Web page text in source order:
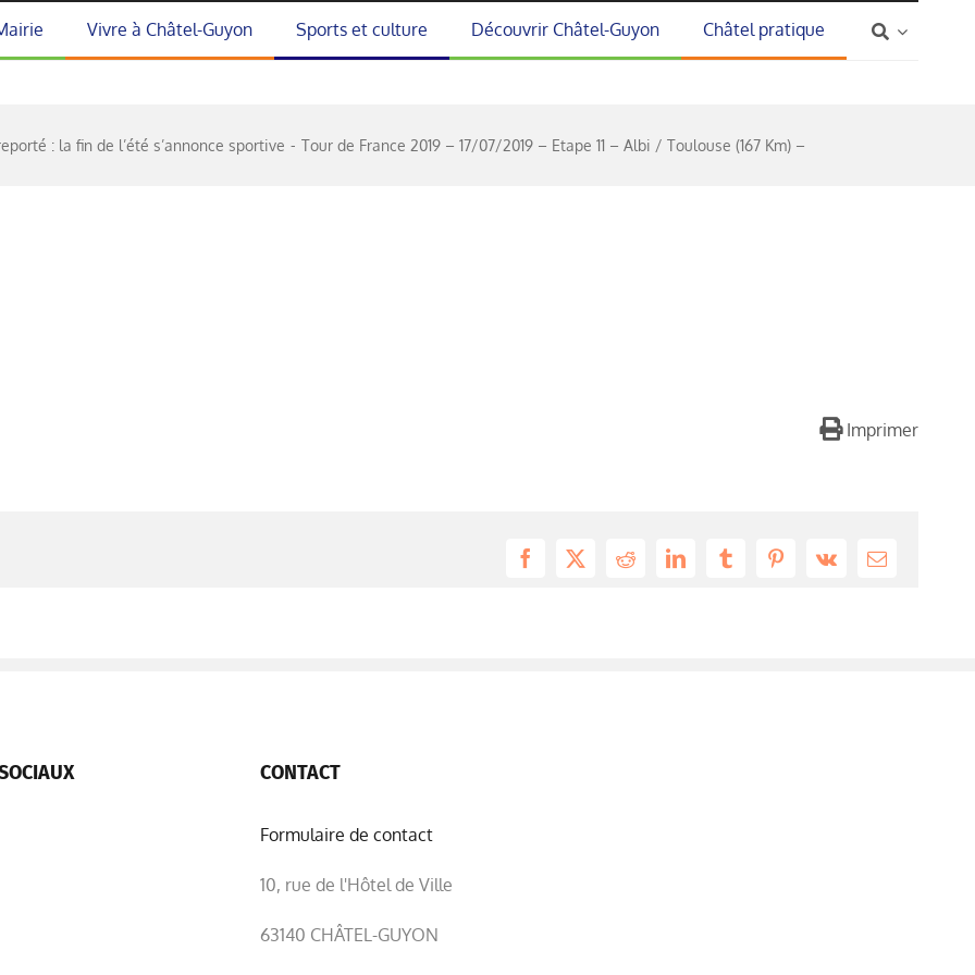
Vivre à Châtel-Guyon Sports et culture Découvrir Châtel-Guyon Châtel pratique
: la fin de l’été s’annonce sportive Tour de France 2019 – 17/07/2019 – Etape 11 – Albi / Toulouse (167 Km) –
Imprimer
Facebook
X RedditLinkedInTumblrPinterest
Vk Email
CONTACT
Formulaire de contact
10, rue de l'Hôtel de Ville
63140 CHÂTEL-GUYON